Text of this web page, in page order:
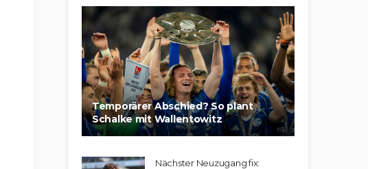
Temporärer Abschied? So plant
Schalke mit Wallentowitz
Nächster Neuzugang fix: